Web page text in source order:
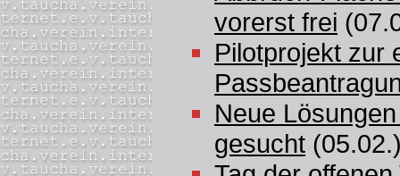
vorerst frei
Pilotprojekt zur
Neue
gesucht